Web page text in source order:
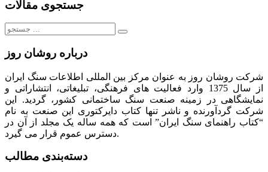
جستجوی مقالات
جستجو
درباره روشان روز
شرکت روشان روز به عنوان مرکز بین المللی اطلاعات سنگ ایران
از سال 1375 وارد فعالیت های فرهنگی، تبلیغاتی، انتشاراتی و
نمایشگاهی در زمینه صنعت سنگ ساختمانی کشور، گردید. این
شرکت گردآورنده و ناشر تنها کتاب دایرکتوری این صنعت به نام
“کتاب راهنمای سنگ ایران” است که همه ساله یک مجلد از آن در
دسترس عموم قرار می گیرد.
دسته‌بندی مطالب